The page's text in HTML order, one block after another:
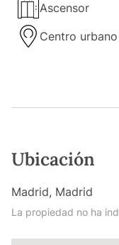
Ascensor
Centro urbano
Ubicación
Madrid, Madrid
La propiedad no ha